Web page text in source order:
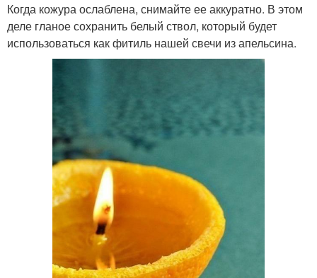
Когда кожура ослаблена, снимайте ее аккуратно. В этом
деле гланое сохранить белый ствол, который будет
использоваться как фитиль нашей свечи из апельсина.